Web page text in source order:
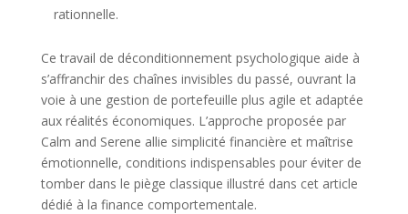
rationnelle.
Ce travail de déconditionnement psychologique aide à
s’affranchir des chaînes invisibles du passé, ouvrant la
voie à une gestion de portefeuille plus agile et adaptée
aux réalités économiques. L’approche proposée par
Calm and Serene allie simplicité financière et maîtrise
émotionnelle, conditions indispensables pour éviter de
tomber dans le piège classique illustré dans cet article
dédié à la finance comportementale.